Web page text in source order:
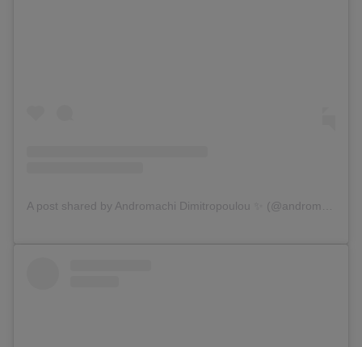
A post shared by Andromachi Dimitropoulou ✨ (@andromache_dim)